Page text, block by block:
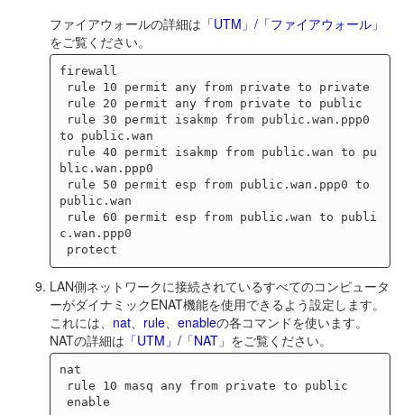
ファイアウォールの詳細は 「UTM」/「ファイアウォール」
をご覧ください。
firewall
to public.wan
blic.wan.ppp0
public.wan
c.wan.ppp0
LAN側ネットワークに接続されているすべてのコンピュータ
ーがダイナミックENAT機能を使用できるよう設定します。
これには、 nat rule enableの各コマンドを使います。
NATの詳細は 「UTM」/「NAT」 をご覧ください。
nat